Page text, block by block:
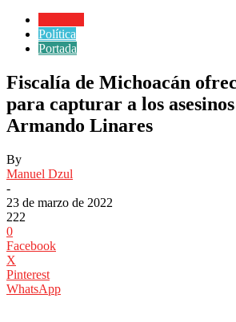
Política
Portada
Fiscalía de Michoacán
para capturar a los
Armando Linares
By
Manuel Dzul
-
23 de marzo de 2022
222
0
Facebook
X
Pinterest
WhatsApp